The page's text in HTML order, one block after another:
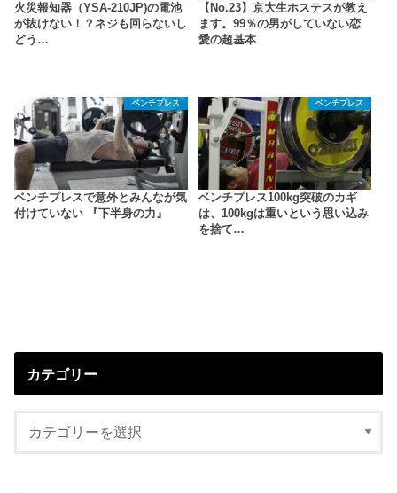
火災報知器（YSA-210JP)の電池
が抜けない！？ネジも回らないし
どう…
【No.23】京大生ホステスが教え
ます。99％の男がしていない恋
愛の超基本
ベンチプレス
ベンチプレスで意外とみんなが気
付けていない 『下半身の力』
ベンチプレス
ベンチプレス100kg突破のカギ
は、100kgは重いという思い込み
を捨て…
カテゴリー